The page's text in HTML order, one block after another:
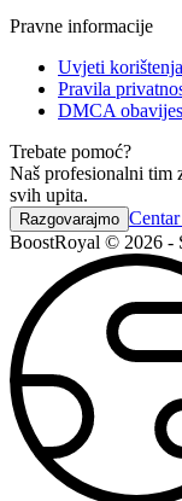
Pravne informacije
Uvjeti korištenja
Pravila
DMCA
Trebate pomoć?
Naš profesionalni tim
svih upita.
Razgovarajmo
BoostRoyal © 2026 -